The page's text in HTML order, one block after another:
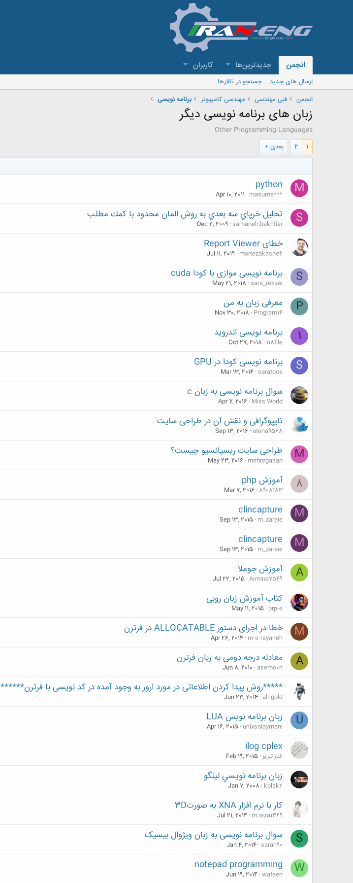
انجمن جدیدترین‌ها کاربران
ارسال های جدید
جستجو در تالارها
انجمن
فنی مهندسی مهندسی کامپیوتر برنامه نویسی
زبان های برنامه نویسی دیگر
Other Programming Languages
1
2
بعدی
M
python
masume***
Apr 10, 2011
S تحليل خرپاي سه بعدي به روش المان محدود با كمك مطلب
samaneh.bakhtiar
Dec 2, 2009
خطای Report Viewer
mortezakashefi
Jul 11, 2019
S برنامه نویسی موازی با کودا cuda
sara_rezaei
May 21, 2018
P معرفی زبان به من
Program14
Nov 30, 2018
1 برنامه نویسی اندروید
118file
Oct 27, 2018
S برنامه نویسی کودا در GPU
saratoos
Mar 13, 2014
سوال برنامه نویسی به زبان c
Miss World
Apr 7, 2016
تایپوگرافی و نقش آن در طراحی سایت
atena9568
Sep 13, 2016
M طراحی سایت ریسپانسیو چیست؟
mehregaaan
May 23, 2016
8 آموزش php
8908183
Mar 7, 2016
M
clincapture
m_zareie
Sep 13, 2015
M
clincapture
m_zareie
Sep 13, 2015
A آموزش جوملا
Armina7549
Jul 22, 2015
کتاب آموزش زبان روبی
prp-e
May 11, 2015
M خطا در اجرای دستور ALLOCATABLE در فرترن
m-s-rayaneh
Apr 26, 2014
A معادله درجه دومی به زبان فرترن
asemo0n
Jun 8, 2010
*****روش پیدا کردن اطلاعاتی در مورد ارور به وجود آمده در کد نویسی با فرترن******
ali-gold
Jun 23, 2014
U زبان برنامه نویس LUA
unixsolaymani
Apr 16, 2015
ilog cplex
الناز تبریز Feb 19, 2015
زبان برنامه نويسي لينگو
kolak2
Jan 7, 2008
کار با نرم افزار XNA به صورت3D
m.reza1369
Jul 21, 2014
S سوال برنامه نویسی به زبان ویژوال بیسیک
sarah90
Jan 4, 2014
W
notepad programming
wafeen
Jun 19, 2014